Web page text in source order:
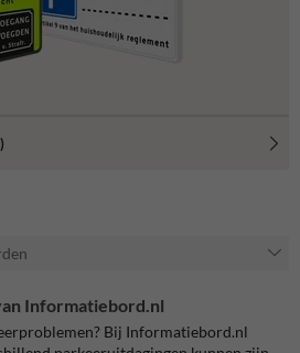
Informatiebord.nl
Bij Informatiebord.nl